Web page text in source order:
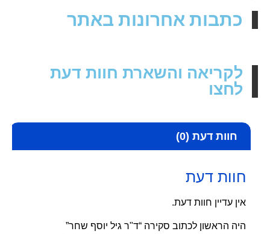
כתבות אחרונות באתר
לקריאה והשארת חוות דעת
לחצו
חוות דעת (0)
חוות דעת
אין עדיין חוות דעת.
היה הראשון לכתוב סקירה “ד"ר גיל יוסף שחר”